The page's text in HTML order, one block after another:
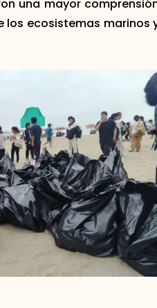
una mayor
los ecosistemas marinos